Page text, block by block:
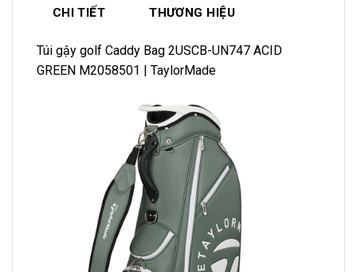
CHI TIẾT THƯƠNG HIỆU
Túi gậy golf Caddy Bag 2USCB-UN747 ACID
GREEN M2058501 | TaylorMade